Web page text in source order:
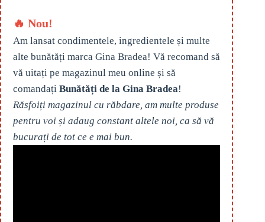
🔥 Nou!
Am lansat condimentele, ingredientele și multe
alte bunătăți marca Gina Bradea! Vă recomand să
vă uitați pe magazinul meu online și să
comandați Bunătăți de la Gina Bradea!
Răsfoiți magazinul cu răbdare, am multe produse
pentru voi și adaug constant altele noi, ca să vă
bucurați de tot ce e mai bun.